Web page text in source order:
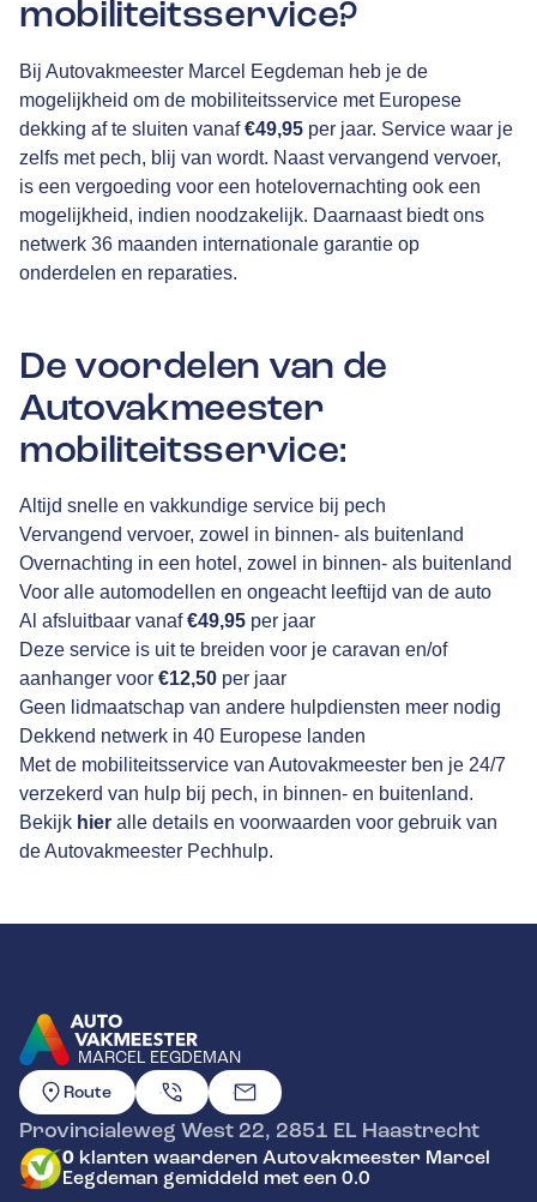
mobiliteitsservice?
Bij Autovakmeester Marcel Eegdeman heb je de
mogelijkheid om de mobiliteitsservice met Europese
dekking af te sluiten vanaf€49,95 per jaar. Service waar je
zelfs met pech, blij van wordt. Naast vervangend vervoer,
is een vergoeding voor een hotelovernachting ook een
mogelijkheid, indien noodzakelijk. Daarnaast biedt ons
netwerk 36 maanden internationale garantie op
onderdelen en reparaties.
De voordelen van de
Autovakmeester
mobiliteitsservice:
Altijd snelle en vakkundige service bij pech
Vervangend vervoer, zowel in binnen- als buitenland
Overnachting in een hotel, zowel in binnen- als buitenland
Voor alle automodellen en ongeacht leeftijd van de auto
Al afsluitbaar vanaf€49,95 per jaar
Deze service is uit te breiden voor je caravan en/of
aanhanger voor €12,50 per jaar
Geen lidmaatschap van andere hulpdiensten meer nodig
Dekkend netwerk in 40 Europese landen
Met de mobiliteitsservice van Autovakmeester ben je 24/7
verzekerd van hulp bij pech, in binnen- en buitenland.
Bekijk hier alle details en voorwaarden voor gebruik van
de Autovakmeester Pechhulp.
MARCEL EEGDEMAN
GA NAAR DE HOMEPAGINA
Route
Provincialeweg West 22, 2851 EL Haastrecht
0 klanten waarderen Autovakmeester Marcel
Eegdeman gemiddeld met een 0.0